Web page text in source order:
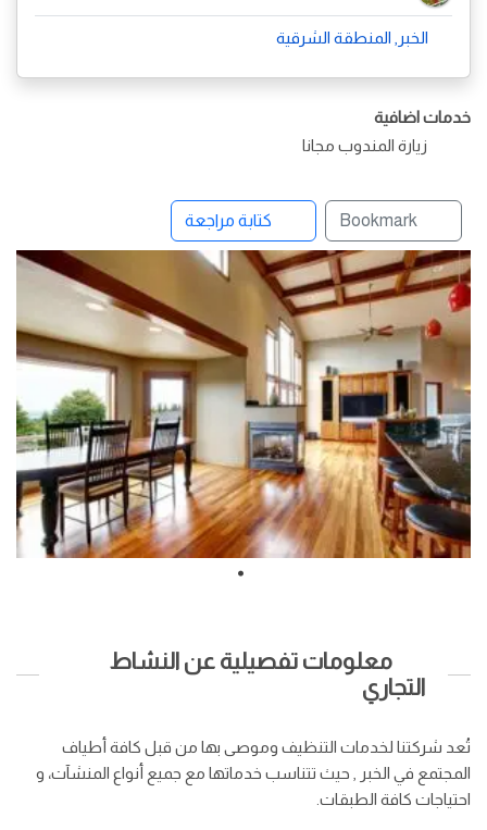
الخبر, المنطقة الشرقية
خدمات اضافية
زيارة المندوب مجانا
Bookmark كتابة مراجعة
معلومات تفصيلية عن النشاط
التجاري
تُعد شركتنا لخدمات التنظيف وموصى بها من قبل كافة أطياف
المجتمع في الخبر , حيث تتناسب خدماتها مع جميع أنواع المنشآت، و
احتياجات كافة الطبقات.